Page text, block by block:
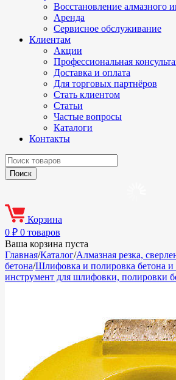
Восстановление алмазного
Аренда
Сервисное обслуживание
Клиентам
Акции
Профессиональная
Доставка и оплата
Для торговых партнёров
Стать клиентом
Статьи
Частые вопросы
Каталоги
Контакты
Корзина
0 ₽ 0 товаров
Ваша корзина пуста
Главная/Каталог/Алмазная резка,
бетона/Шлифовка и полировка бетона и
инструмент для шлифовки, полировки